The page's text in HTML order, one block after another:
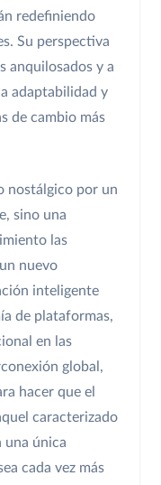
redefiniendo
Su perspectiva
anquilosados y a
adaptabilidad y
de cambio más
nostálgico por un
sino una
las
nuevo
inteligente
de plataformas,
en las
global,
hacer que el
caracterizado
una única
cada vez más